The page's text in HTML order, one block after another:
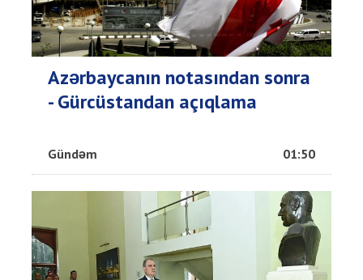
Azərbaycanın notasından sonra
- Gürcüstandan açıqlama
Gündəm 01:50